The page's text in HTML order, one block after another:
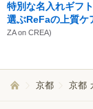
特別な名入れギフ
選ぶReFaの上質ケ
ZA on CREA)
京都 京都